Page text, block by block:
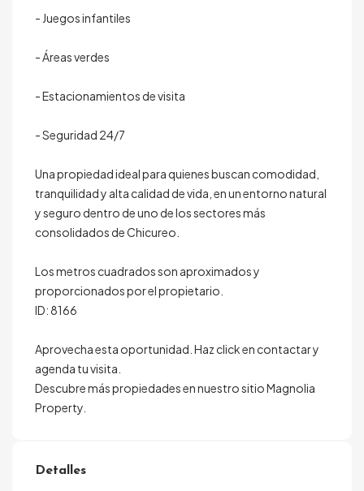
- Juegos infantiles
- Áreas verdes
- Estacionamientos de visita
- Seguridad 24/7
Una propiedad ideal para quienes buscan comodidad,
tranquilidad y alta calidad de vida, en un entorno natural
y seguro dentro de uno de los sectores más
consolidados de Chicureo.
Los metros cuadrados son aproximados y
proporcionados por el propietario.
ID: 8166
Aprovecha esta oportunidad. Haz click en contactar y
agenda tu visita.
Descubre más propiedades en nuestro sitio Magnolia
Property.
Detalles